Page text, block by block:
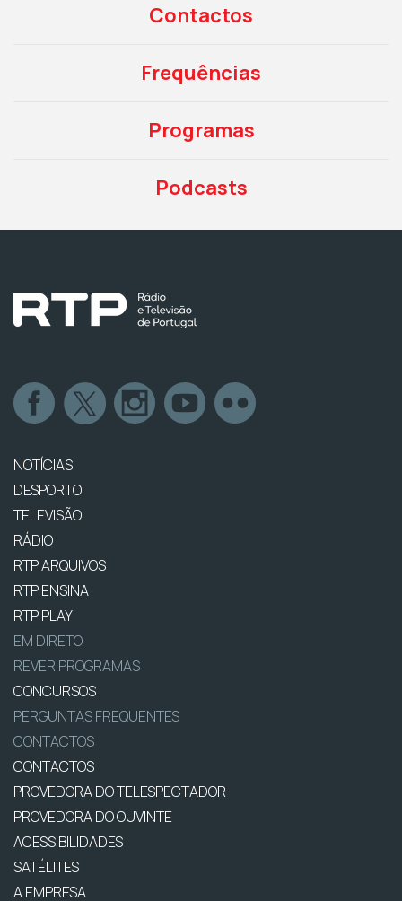
Contactos
Frequências
Programas
Podcasts
NOTÍCIAS
DESPORTO
TELEVISÃO
RÁDIO
RTP ARQUIVOS
RTP ENSINA
RTP PLAY
EM DIRETO
REVER PROGRAMAS
CONCURSOS
PERGUNTAS FREQUENTES
CONTACTOS
CONTACTOS
PROVEDORA DO TELESPECTADOR
PROVEDORA DO OUVINTE
ACESSIBILIDADES
SATÉLITES
A EMPRESA